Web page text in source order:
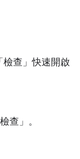
檢查」快速開啟
查」 。